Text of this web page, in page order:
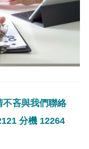
吝與我們聯絡
分機 12264